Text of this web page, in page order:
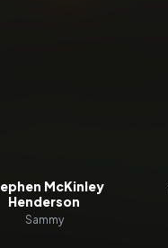
McKinley
Henderson
Sammy